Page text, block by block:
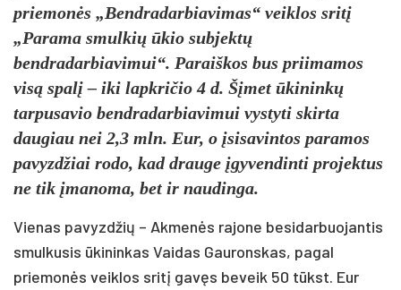
priemonės „Bendradarbiavimas“ veiklos sritį
„Parama smulkių ūkio subjektų
bendradarbiavimui“. Paraiškos bus priimamos
visą spalį – iki lapkričio 4 d. Šįmet ūkininkų
tarpusavio bendradarbiavimui vystyti skirta
daugiau nei 2,3 mln. Eur, o įsisavintos paramos
pavyzdžiai rodo, kad drauge įgyvendinti projektus
ne tik įmanoma, bet ir naudinga.
Vienas pavyzdžių – Akmenės rajone besidarbuojantis
smulkusis ūkininkas Vaidas Gauronskas, pagal
priemonės veiklos sritį gavęs beveik 50 tūkst. Eur